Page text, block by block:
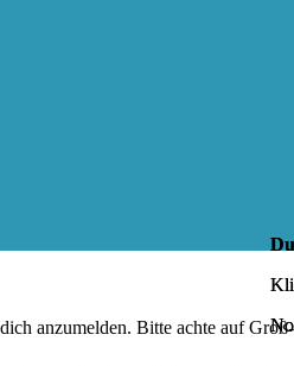
anzumelden. Bitte achte auf